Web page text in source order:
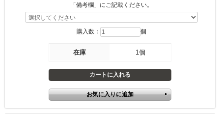
「備考欄」にご記載ください。
購入数： 個
在庫 1個